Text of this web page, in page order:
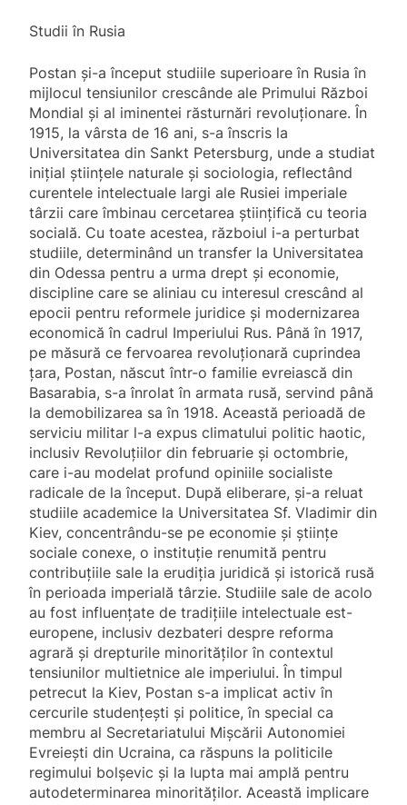
Studii în Rusia
Postan și-a început studiile superioare în Rusia în
mijlocul tensiunilor crescânde ale Primului Război
Mondial și al iminentei răsturnări revoluționare. În
1915, la vârsta de 16 ani, s-a înscris la
Universitatea din Sankt Petersburg, unde a studiat
inițial științele naturale și sociologia, reflectând
curentele intelectuale largi ale Rusiei imperiale
târzii care îmbinau cercetarea științifică cu teoria
socială. Cu toate acestea, războiul i-a perturbat
studiile, determinând un transfer la Universitatea
din Odessa pentru a urma drept și economie,
discipline care se aliniau cu interesul crescând al
epocii pentru reformele juridice și modernizarea
economică în cadrul Imperiului Rus. Până în 1917,
pe măsură ce fervoarea revoluționară cuprindea
țara, Postan, născut într-o familie evreiască din
Basarabia, s-a înrolat în armata rusă, servind până
la demobilizarea sa în 1918. Această perioadă de
serviciu militar l-a expus climatului politic haotic,
inclusiv Revoluțiilor din februarie și octombrie,
care i-au modelat profund opiniile socialiste
radicale de la început. După eliberare, și-a reluat
studiile academice la Universitatea Sf. Vladimir din
Kiev, concentrându-se pe economie și științe
sociale conexe, o instituție renumită pentru
contribuțiile sale la erudiția juridică și istorică rusă
în perioada imperială târzie. Studiile sale de acolo
au fost influențate de tradițiile intelectuale est-
europene, inclusiv dezbateri despre reforma
agrară și drepturile minorităților în contextul
tensiunilor multietnice ale imperiului. În timpul
petrecut la Kiev, Postan s-a implicat activ în
cercurile studențești și politice, în special ca
membru al Secretariatului Mișcării Autonomiei
Evreiești din Ucraina, ca răspuns la politicile
regimului bolșevic și la lupta mai amplă pentru
autodeterminarea minorităților. Această implicare